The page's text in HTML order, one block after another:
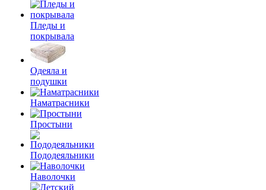
Пледы и
покрывала
Одеяла и
подушки
Наматрасники
Простыни
Пододеяльники
Наволочки